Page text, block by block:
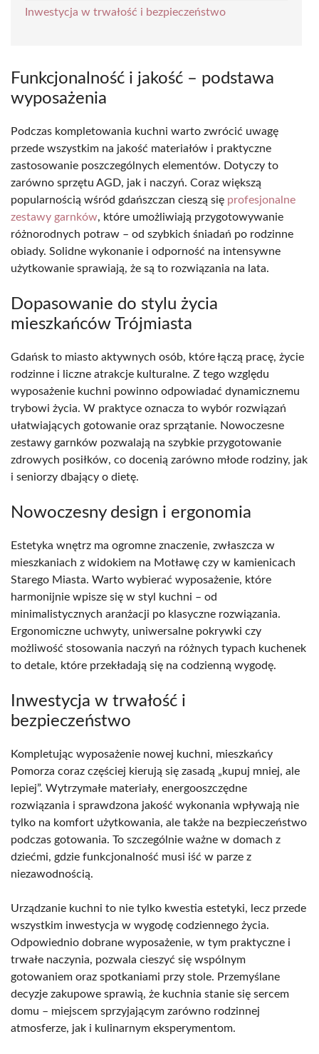
Inwestycja w trwałość i bezpieczeństwo
Funkcjonalność i jakość – podstawa
wyposażenia
Podczas kompletowania kuchni warto zwrócić uwagę
przede wszystkim na jakość materiałów i praktyczne
zastosowanie poszczególnych elementów. Dotyczy to
zarówno sprzętu AGD, jak i naczyń. Coraz większą
popularnością wśród gdańszczan cieszą się profesjonalne
zestawy garnków, które umożliwiają przygotowywanie
różnorodnych potraw – od szybkich śniadań po rodzinne
obiady. Solidne wykonanie i odporność na intensywne
użytkowanie sprawiają, że są to rozwiązania na lata.
Dopasowanie do stylu życia
mieszkańców Trójmiasta
Gdańsk to miasto aktywnych osób, które łączą pracę, życie
rodzinne i liczne atrakcje kulturalne. Z tego względu
wyposażenie kuchni powinno odpowiadać dynamicznemu
trybowi życia. W praktyce oznacza to wybór rozwiązań
ułatwiających gotowanie oraz sprzątanie. Nowoczesne
zestawy garnków pozwalają na szybkie przygotowanie
zdrowych posiłków, co docenią zarówno młode rodziny, jak
i seniorzy dbający o dietę.
Nowoczesny design i ergonomia
Estetyka wnętrz ma ogromne znaczenie, zwłaszcza w
mieszkaniach z widokiem na Motławę czy w kamienicach
Starego Miasta. Warto wybierać wyposażenie, które
harmonijnie wpisze się w styl kuchni – od
minimalistycznych aranżacji po klasyczne rozwiązania.
Ergonomiczne uchwyty, uniwersalne pokrywki czy
możliwość stosowania naczyń na różnych typach kuchenek
to detale, które przekładają się na codzienną wygodę.
Inwestycja w trwałość i
bezpieczeństwo
Kompletując wyposażenie nowej kuchni, mieszkańcy
Pomorza coraz częściej kierują się zasadą „kupuj mniej, ale
lepiej”. Wytrzymałe materiały, energooszczędne
rozwiązania i sprawdzona jakość wykonania wpływają nie
tylko na komfort użytkowania, ale także na bezpieczeństwo
podczas gotowania. To szczególnie ważne w domach z
dziećmi, gdzie funkcjonalność musi iść w parze z
niezawodnością.
Urządzanie kuchni to nie tylko kwestia estetyki, lecz przede
wszystkim inwestycja w wygodę codziennego życia.
Odpowiednio dobrane wyposażenie, w tym praktyczne i
trwałe naczynia, pozwala cieszyć się wspólnym
gotowaniem oraz spotkaniami przy stole. Przemyślane
decyzje zakupowe sprawią, że kuchnia stanie się sercem
domu – miejscem sprzyjającym zarówno rodzinnej
atmosferze, jak i kulinarnym eksperymentom.